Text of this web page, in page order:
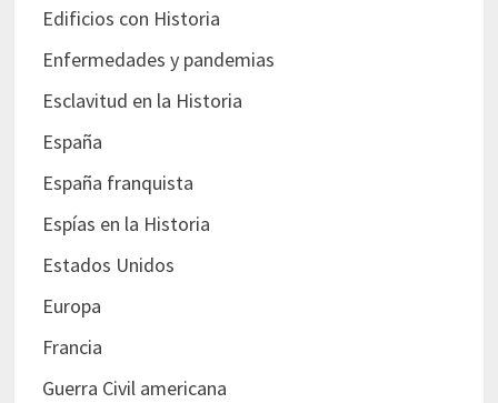
Edificios con Historia
Enfermedades y pandemias
Esclavitud en la Historia
España
España franquista
Espías en la Historia
Estados Unidos
Europa
Francia
Guerra Civil americana